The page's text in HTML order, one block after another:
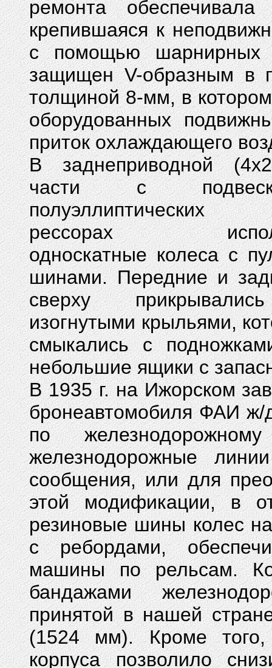
ремонта
крепившаяся к
с помощью шарнирных
защищен V-образным в
толщиной 8-мм, в
оборудованных
приток охлаждающего
В заднеприводной
части с
полуэллиптических
рессорах
односкатные колеса с
шинами. Передние и
сверху
изогнутыми крыльями,
смыкались с
небольшие ящики с
В 1935 г. на Ижорском
бронеавтомобиля ФАИ ж/
по
железнодорожные
сообщения, или для
этой модификации, в
резиновые шины колес
с ребордами,
машины по рельсам.
бандажами
принятой в нашей
(1524 мм). Кроме того,
корпуса позволило